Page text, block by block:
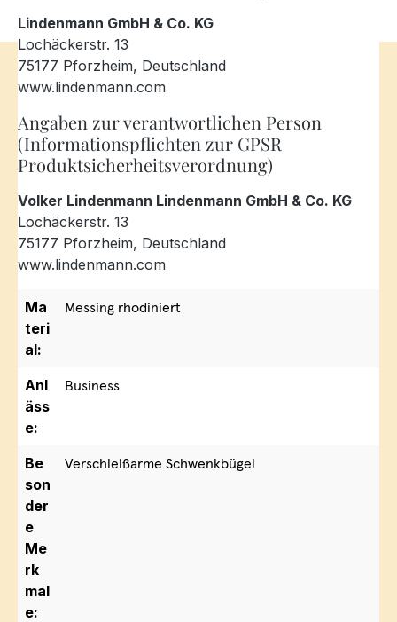
Lindenmann GmbH & Co. KG
Lochäckerstr. 13
75177 Pforzheim, Deutschland
www.lindenmann.com
Angaben zur verantwortlichen Person
(Informationspflichten zur GPSR
Produktsicherheitsverordnung)
Volker Lindenmann Lindenmann GmbH & Co. KG
Lochäckerstr. 13
75177 Pforzheim, Deutschland
www.lindenmann.com
Ma
teri
al:
Messing rhodiniert
Anl
äss
e:
Business
Be
son
der
e
Me
rk
mal
e:
Verschleißarme Schwenkbügel